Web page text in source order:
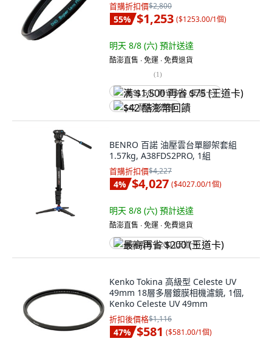
首購折扣價$2,800
55% $1,253 ($1253.00/1個)
明天 8/8 (六) 預計送達
酷澎直售 ∙ 免運 ∙ 免費退貨
(1)
满 $1,500 再省 $75 (王道卡)
$42 酷澎幣回饋
BENRO 百諾 油壓雲台單腳架套組
1.57kg, A38FDS2PRO, 1組
首購折扣價$4,227
4% $4,027 ($4027.00/1個)
明天 8/8 (六) 預計送達
酷澎直售 ∙ 免運 ∙ 免費退貨
最高再省 $200 (王道卡)
Kenko Tokina 高級型 Celeste UV
49mm 18層多層鍍膜相機濾鏡, 1個,
Kenko Celeste UV 49mm
折扣後價格$1,116
47% $581 ($581.00/1個)